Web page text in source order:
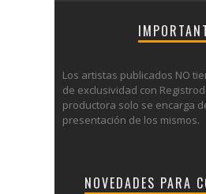
Los artistas publicados NO
de exclusividad con
productora solo se encarga
presentación de los mismos.
NOVEDADES PARA